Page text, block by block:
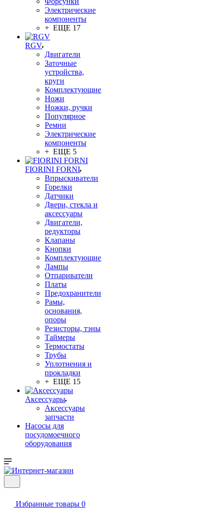
Электрические
компоненты
+ ЕЩЕ 17
RGV
Двигатели
Заточные
устройства,
круги
Комплектующие
Ножи
Ножки, ручки
Популярное
Ремни
Электрические
компоненты
+ ЕЩЕ 5
FIORINI FORNI
Впрыскиватели
Горелки
Датчики
Двери, стекла и
аксессуары
Двигатели,
редукторы
Клапаны
Кнопки
Комплектующие
Лампы
Отпариватели
Платы
Предохранители
Рамы,
основания,
опоры
Резисторы, тэны
Таймеры
Термостаты
Трубы
Уплотнения и
прокладки
+ ЕЩЕ 15
Аксессуары
Аксессуары
запчасти
Насосы для
посудомоечного
оборудования
Избранные товары 0